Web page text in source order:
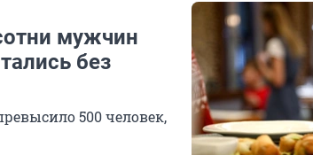
мужчин
без
500 человек,